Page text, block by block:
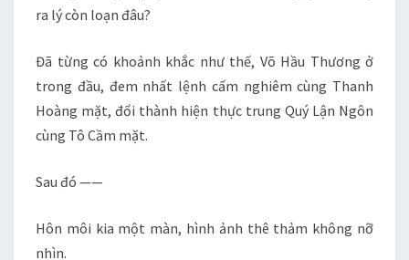
ra lý còn loạn đâu?
Đã từng có khoảnh khắc như thế, Võ Hầu Thương ở
trong đầu, đem nhất lệnh cấm nghiêm cùng Thanh
Hoàng mặt, đổi thành hiện thực trung Quý Lận Ngôn
cùng Tô Cầm mặt.
Sau đó ——
Hôn môi kia một màn, hình ảnh thê thảm không nỡ
nhìn.